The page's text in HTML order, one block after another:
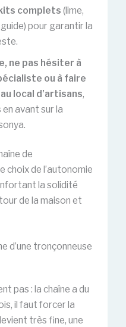
complets (lime,
pour garantir la
ne pas hésiter à
ou à faire
local d’artisans,
avant sur la
de
choix de l’autonomie
la solidité
de la maison et
d’une tronçonneuse
pas : la chaîne a du
il faut forcer la
très fine, une